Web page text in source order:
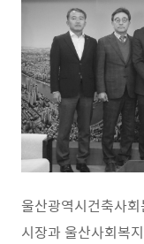
울산광역시건축사
시장과 울산사회복